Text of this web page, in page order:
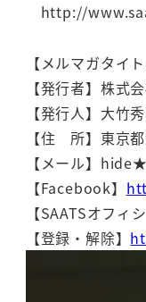
http://
【メルマガタイ
【発行者】株式
【発行人】大竹
【住 所】東京
【メール】
【Facebook】
【SAATSオフィ
【登録・解除】